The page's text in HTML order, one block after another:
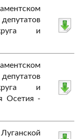
и
и
Осетия -